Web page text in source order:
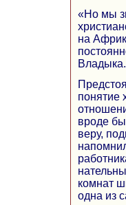
«Но мы
на
Владыка.
понятие
вроде
веру,
комнат
одна из